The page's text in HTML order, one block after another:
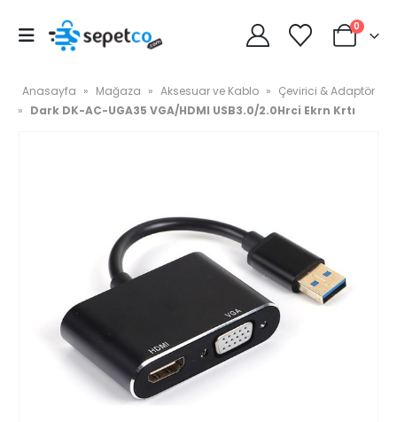
0
Anasayfa » Mağaza » Aksesuar ve Kablo » Çevirici & Adaptör
» Dark DK-AC-UGA35 VGA/HDMI USB3.0/2.0Hrci Ekrn Krtı